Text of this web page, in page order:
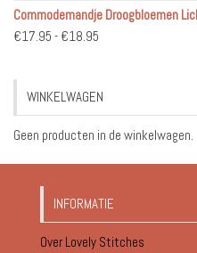
tot
Commodemandje Droogbloemen
€17.95 - €18.95
€18.95
WINKELWAGEN
Geen producten in de winkelwagen.
INFORMATIE
Over Lovely Stitches